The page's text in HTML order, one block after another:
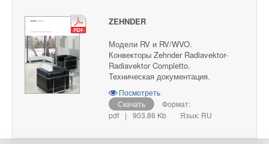
ZEHNDER
Модели RV и RV/WVO.
Конвекторы Zehnder Radiavektor-
Radiavektor Completto.
Техническая документация.
Посмотреть
Скачать
Формат:
pdf
| 903.86 Kb Язык: RU